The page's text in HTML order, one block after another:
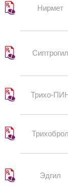
Нирмет
Сиптрогил
Трихо-
Трихоброл
Эдгил